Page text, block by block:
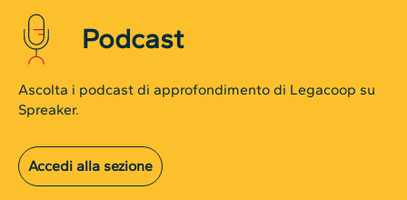
Podcast
Ascolta i podcast di approfondimento di Legacoop su
Spreaker.
Accedi alla sezione